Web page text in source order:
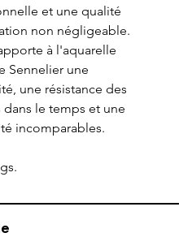
et une qualité
non négligeable.
à l'aquarelle
Sennelier une
une résistance des
dans le temps et une
incomparables.